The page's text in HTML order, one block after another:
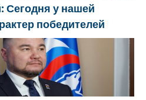
Сегодня у нашей
победителей